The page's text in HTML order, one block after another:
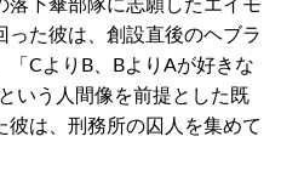
落下傘部隊に志願したエイモ
った彼は、創設直後のヘブラ
CよりB、BよりAが好きな
いう人間像を前提とした既
は、刑務所の囚人を集めて